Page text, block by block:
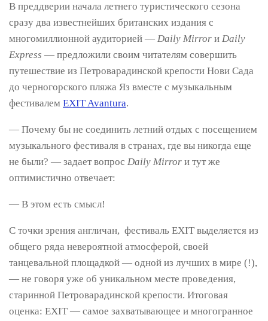
В преддверии начала летнего туристического сезона
сразу два известнейших британских издания с
многомиллионной аудиторией — Daily Mirror и Daily
Express — предложили своим читателям совершить
путешествие из Петроварадинской крепости Нови Сада
до черногорского пляжа Яз вместе с музыкальным
фестивалем EXIT Avantura.
— Почему бы не соединить летний отдых с посещением
музыкального фестиваля в странах, где вы никогда еще
не были? — задает вопрос Daily Mirror и тут же
оптимистично отвечает:
— В этом есть смысл!
С точки зрения англичан, фестиваль EXIT выделяется из
общего ряда невероятной атмосферой, своей
танцевальной площадкой — одной из лучших в мире (!),
— не говоря уже об уникальном месте проведения,
старинной Петроварадинской крепости. Итоговая
оценка: EXIT — самое захватывающее и многогранное